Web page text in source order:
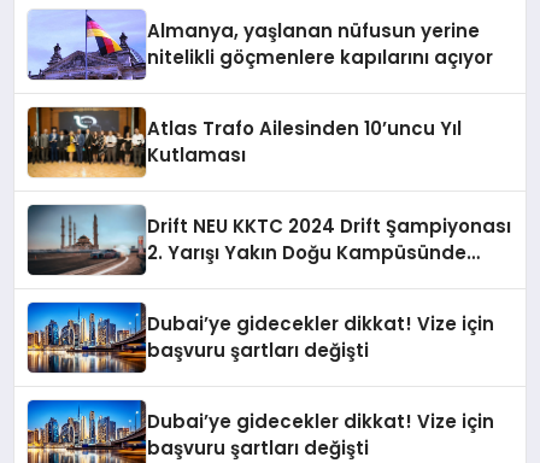
Almanya, yaşlanan nüfusun yerine
nitelikli göçmenlere kapılarını açıyor
Atlas Trafo Ailesinden 10’uncu Yıl
Kutlaması
Drift NEU KKTC 2024 Drift Şampiyonası
2. Yarışı Yakın Doğu Kampüsünde
Dubai’ye gidecekler dikkat! Vize için
başvuru şartları değişti
Dubai’ye gidecekler dikkat! Vize için
başvuru şartları değişti